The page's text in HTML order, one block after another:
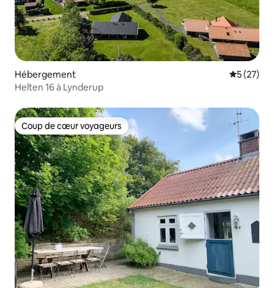
Hébergement
5 (27)
Helten 16 à Lynderup
Coup de cœur voyageurs
Coup de cœur voyageurs